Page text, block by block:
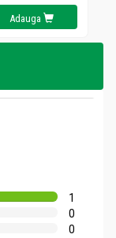
Adauga
1
0
0